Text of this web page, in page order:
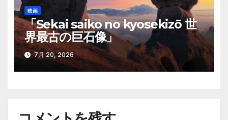
映画
「Sekai saiko no kyosekizō 世
界最古の巨石像」
7月 20, 2026